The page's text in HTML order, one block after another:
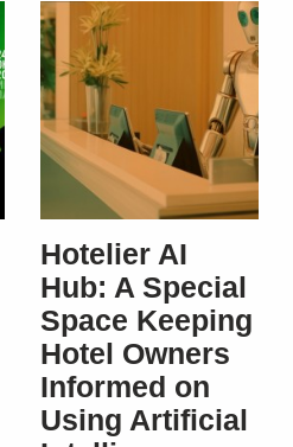
Hotelier AI
Hub: A Special
Space Keeping
Hotel Owners
Informed on
Using Artificial